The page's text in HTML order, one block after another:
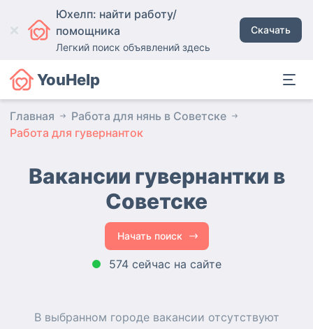
Юхелп: найти работу/
помощника
Легкий поиск объявлений здесь
Скачать
YouHelp
Главная
Работа для нянь в Советске
Работа для гувернанток
Вакансии гувернантки в
Советске
Начать поиск
574 сейчас на сайте
В выбранном городе вакансии отсутствуют